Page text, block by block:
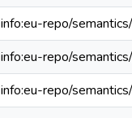
info:eu-repo/
info:eu-repo/
info:eu-repo/